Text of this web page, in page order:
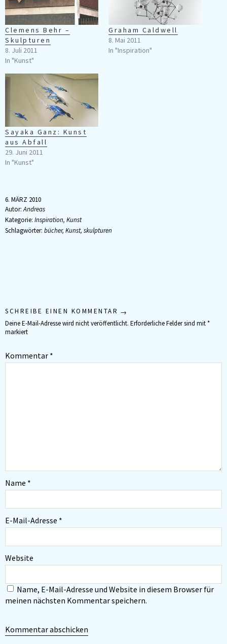
Clemens Behr –
Skulpturen
8. Juli 2011
In "Kunst"
Graham Caldwell
8. Mai 2011
In "Inspiration"
Sayaka Ganz: Kunst
aus Abfall
29. Juni 2011
In "Kunst"
6. MÄRZ 2010
Autor:Andreas
Kategorie: Inspiration, Kunst
Schlagwörter: bücher, Kunst, skulpturen
SCHREIBE EINEN KOMMENTAR
Deine E-Mail-Adresse wird nicht veröffentlicht. Erforderliche Felder sind mit*
markiert
Kommentar *
Name *
E-Mail-Adresse *
Website
Name, E-Mail-Adresse und Website in diesem Browser für
meinen nächsten Kommentar speichern.